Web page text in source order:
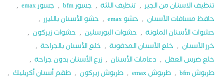
تنظيف الاسنان من الجير , تنظيف اللثة , جسور bfm , جسور emax
,
حافظ مسافات الأسنان , حشو emax , حشو الأسنان بالليزر ,
حشوات الأسنان الملونة , حشوات البورسلين , حشوات زيركون ,
خرز الأسنان , خلع الأسنان المدفونة , خلع الأسنان بالجراحة ,
خلع ضرس العقل , دعامات الأسنان , زرع الأسنان بدون جراحة ,
طربوش bfm
, طربوش emax , طربوش زيركون , طقم أسنان أكريليك ,